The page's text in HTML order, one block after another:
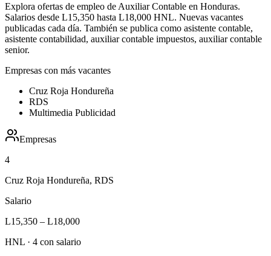
Explora ofertas de empleo de Auxiliar Contable en Honduras.
Salarios desde L15,350 hasta L18,000 HNL. Nuevas vacantes
publicadas cada día. También se publica como asistente contable,
asistente contabilidad, auxiliar contable impuestos, auxiliar contable
senior.
Empresas con más vacantes
Cruz Roja Hondureña
RDS
Multimedia Publicidad
Empresas
4
Cruz Roja Hondureña, RDS
Salario
L15,350 – L18,000
HNL · 4 con salario